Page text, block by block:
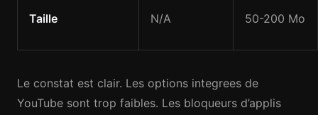
Taille N/A 50-200 Mo
Le constat est clair. Les options integrees de
YouTube sont trop faibles. Les bloqueurs d’applis